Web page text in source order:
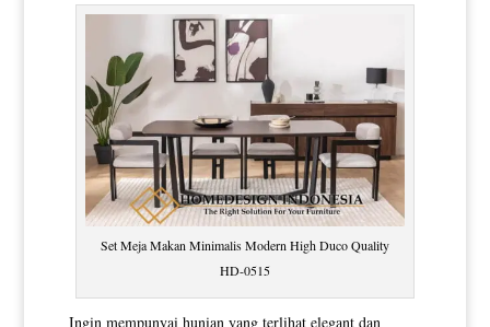
Set Meja Makan Minimalis Modern High Duco Quality
HD-0515
Ingin mempunyai hunian yang terlihat elegant dan